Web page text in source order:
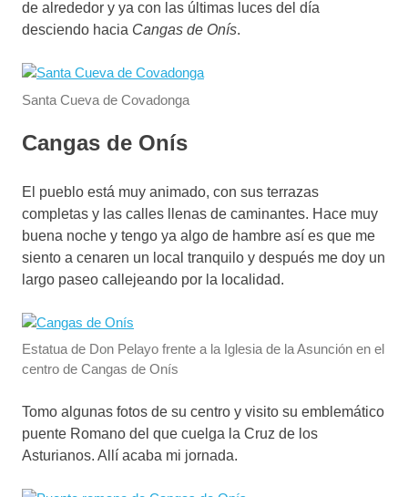
de alrededor y ya con las últimas luces del día
desciendo hacia Cangas de Onís.
Santa Cueva de Covadonga
Cangas de Onís
El pueblo está muy animado, con sus terrazas
completas y las calles llenas de caminantes. Hace muy
buena noche y tengo ya algo de hambre así es que me
siento a cenaren un local tranquilo y después me doy un
largo paseo callejeando por la localidad.
Estatua de Don Pelayo frente a la Iglesia de la Asunción en el
centro de Cangas de Onís
Tomo algunas fotos de su centro y visito su emblemático
puente Romano del que cuelga la Cruz de los
Asturianos. Allí acaba mi jornada.